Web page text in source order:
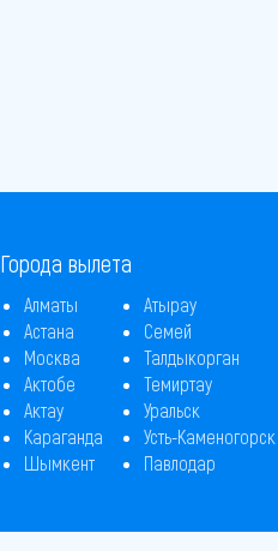
Города вылета
Алматы
Астана
Москва
Актобе
Актау
Караганда
Шымкент
Атырау
Семей
Талдыкорган
Темиртау
Уральск
Усть-Каменогорск
Павлодар